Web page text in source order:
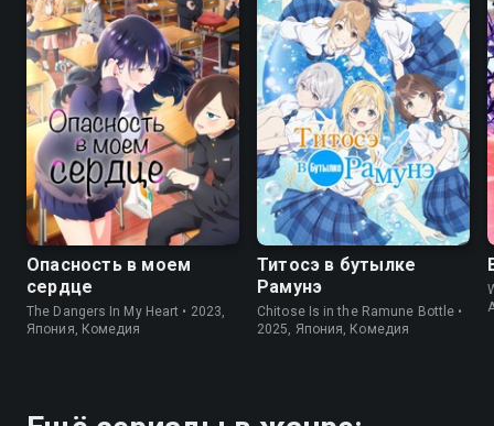
8.0 8.0
Опасность в моем
сердце
The Dangers In My Heart • 2023,
Япония, Комедия
Титосэ в бутылке
Рамунэ
Chitose Is in the Ramune Bottle •
2025, Япония, Комедия